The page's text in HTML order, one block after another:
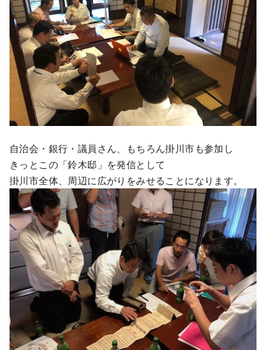
自治会・銀行・議員さん、もちろん掛川市も参加し
きっとこの「鈴木邸」を発信として
掛川市全体、周辺に広がりをみせることになります。